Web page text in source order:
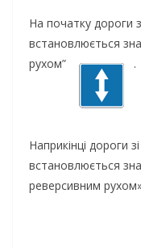
На початку дороги
встановлюється
рухом”
.
Наприкінці дороги
встановлюється
реверсивним